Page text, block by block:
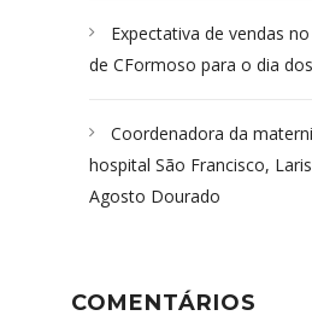
Expectativa de vendas
de CFormoso para o dia
Coordenadora da
hospital São Francisco,
Agosto Dourado
COMENTÁRIOS